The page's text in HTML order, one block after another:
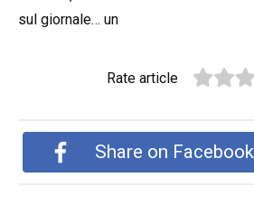
sul giornale… un
Rate article
Share on Facebook